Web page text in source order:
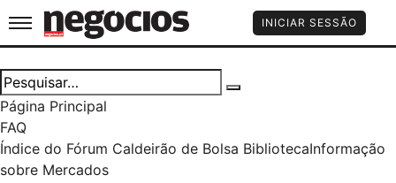
Jornal de Negócios INICIAR SESSÃO
Página Principal
FAQ
Índice do Fórum Caldeirão de Bolsa BibliotecaInformação
sobre Mercados